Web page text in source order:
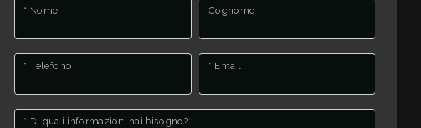
* Nome Cognome
* Telefono * Email
* Di quali informazioni hai bisogno?